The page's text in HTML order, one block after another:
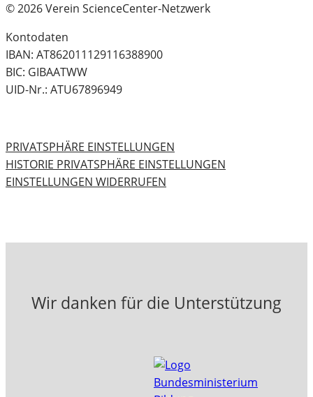
© 2026 Verein ScienceCenter-Netzwerk
Kontodaten
IBAN: AT862011129116388900
BIC: GIBAATWW
UID-Nr.: ATU67896949
PRIVATSPHÄRE EINSTELLUNGEN
HISTORIE PRIVATSPHÄRE EINSTELLUNGEN
EINSTELLUNGEN WIDERRUFEN
Wir danken für die Unterstützung